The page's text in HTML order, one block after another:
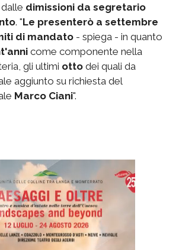
dimissioni da segretario
. "Le presenterò a settembre
di mandato - spiega - in quanto
come componente nella
gli ultimi otto dei quali da
aggiunto su richiesta del
Marco Ciani".